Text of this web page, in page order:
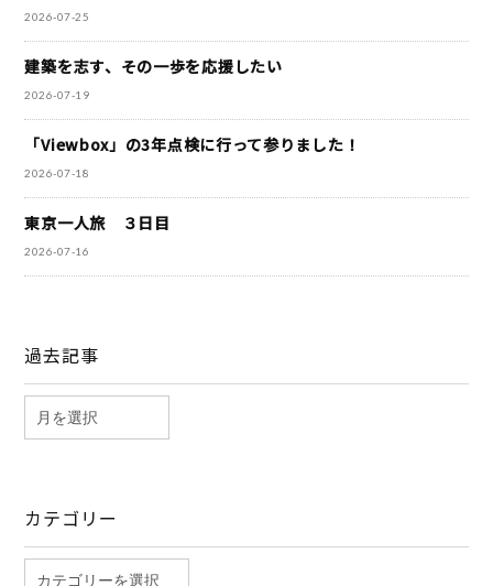
2026-07-25
建築を志す、その一歩を応援したい
2026-07-19
「Viewbox」の3年点検に行って参りました！
2026-07-18
東京一人旅 ３日目
2026-07-16
過去記事
カテゴリー